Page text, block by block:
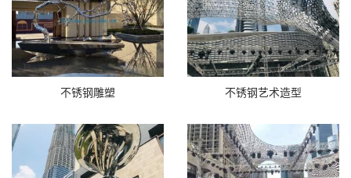
不锈钢雕塑 不锈钢艺术造型